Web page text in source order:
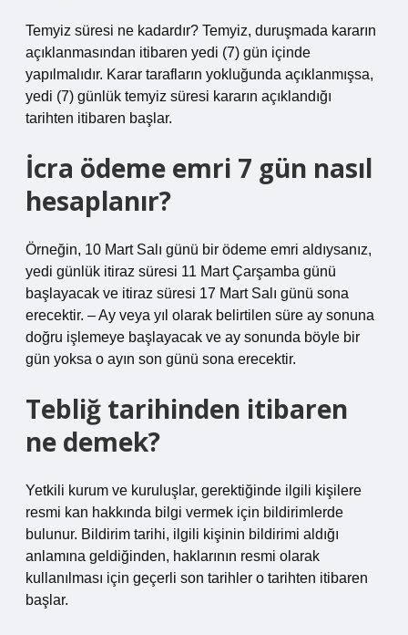
Temyiz süresi ne kadardır? Temyiz, duruşmada kararın
açıklanmasından itibaren yedi (7) gün içinde
yapılmalıdır. Karar tarafların yokluğunda açıklanmışsa,
yedi (7) günlük temyiz süresi kararın açıklandığı
tarihten itibaren başlar.
İcra ödeme emri 7 gün nasıl
hesaplanır?
Örneğin, 10 Mart Salı günü bir ödeme emri aldıysanız,
yedi günlük itiraz süresi 11 Mart Çarşamba günü
başlayacak ve itiraz süresi 17 Mart Salı günü sona
erecektir. – Ay veya yıl olarak belirtilen süre ay sonuna
doğru işlemeye başlayacak ve ay sonunda böyle bir
gün yoksa o ayın son günü sona erecektir.
Tebliğ tarihinden itibaren
ne demek?
Yetkili kurum ve kuruluşlar, gerektiğinde ilgili kişilere
resmi kan hakkında bilgi vermek için bildirimlerde
bulunur. Bildirim tarihi, ilgili kişinin bildirimi aldığı
anlamına geldiğinden, haklarının resmi olarak
kullanılması için geçerli son tarihler o tarihten itibaren
başlar.